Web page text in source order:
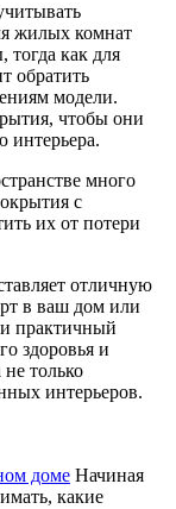
жилых комнат
тогда как для
обратить
модели.
чтобы они
интерьера.
много
с
их от потери
отличную
в ваш дом или
практичный
здоровья и
только
интерьеров.
доме Начиная
какие